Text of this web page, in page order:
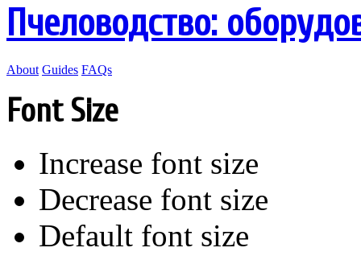
Пчеловодство:
About Guides FAQs
Font Size
Increase font size
Decrease font size
Default font size